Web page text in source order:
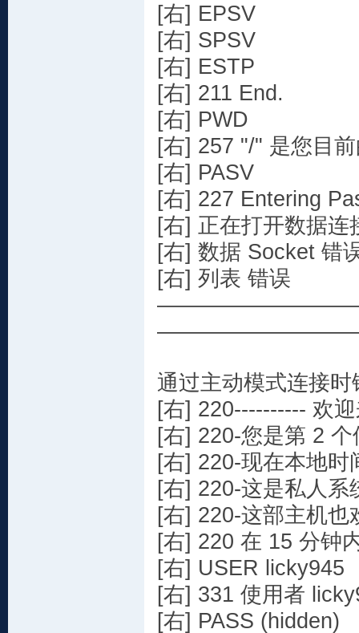
[右] EPSV
[右] SPSV
[右] ESTP
[右] 211 End.
[右] PWD
[右] 257 "/" 是您目
[右] PASV
[右] 227 Entering
[右] 正在打开数据
[右] 数据 Socket 错
[右] 列表 错误
通过主动模式连接
[右] 220---------- 欢
[右] 220-您是第 2
[右] 220-现在本地
[右] 220-这是私人
[右] 220-这部主机也
[右] 220 在 15 分钟
[右] USER licky945
[右] 331 使用者
[右] PASS (hidden)